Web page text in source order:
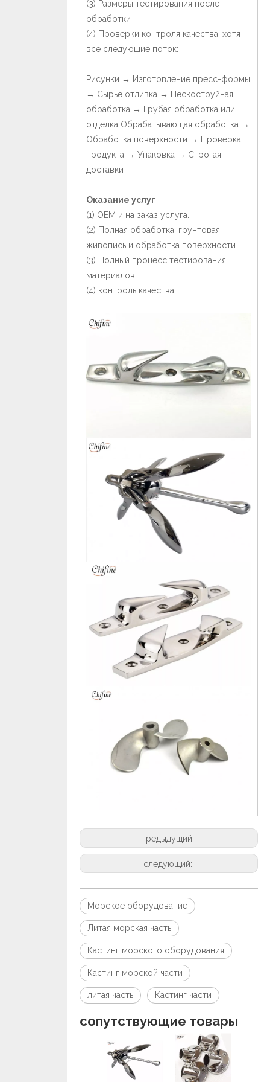
(3) Размеры тестирования после
обработки
(4) Проверки контроля качества, хотя
все следующие поток:
Рисунки → Изготовление пресс-формы
→ Сырье отливка → Пескоструйная
обработка → Грубая обработка или
отделка Обрабатывающая обработка →
Обработка поверхности → Проверка
продукта → Упаковка → Строгая
доставки
Оказание услуг
(1) OEM и на заказ услуга.
(2) Полная обработка, грунтовая
живопись и обработка поверхности.
(3) Полный процесс тестирования
материалов.
(4) контроль качества
предыдущий:
следующий:
Морское оборудование
Литая морская часть
Кастинг морского оборудования
Кастинг морской части
литая часть Кастинг части
сопутствующие товары